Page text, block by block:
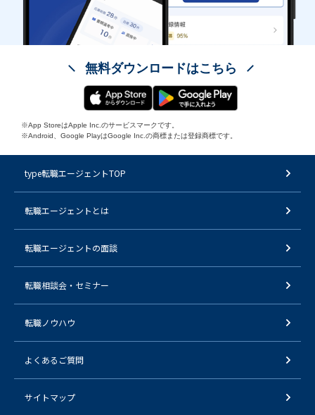
無料ダウンロードはこちら
※App StoreはApple Inc.のサービスマークです。
※Android、Google PlayはGoogle Inc.の商標または登録商標です。
type転職エージェントTOP
転職エージェントとは
転職エージェントの面談
転職相談会・セミナー
転職ノウハウ
よくあるご質問
サイトマップ